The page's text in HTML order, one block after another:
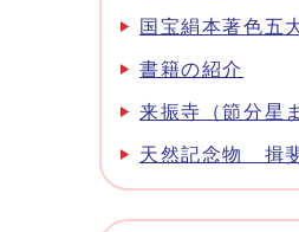
国宝絹本著色五
書籍の紹介
来振寺（節分星
天然記念物 揖